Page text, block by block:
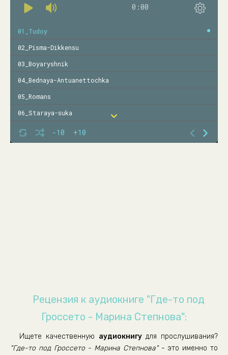
0:00
-10 +10
01_Tudoy
02_Pisma-Dikkensu
03_Boyaryshnik
04_Bednaya-Antuanettochka
05_Romans
06_Staraya-suka
07_Tatina-Tatiteevna
08_Tatina-Tatiteevna
Рецензия к аудиокниге "Где-то под
Гроссето - Марина Степнова":
Ищете качественную аудиокнигудля прослушивания?
"Где-то под Гроссето - Марина Степнова"- это именно то